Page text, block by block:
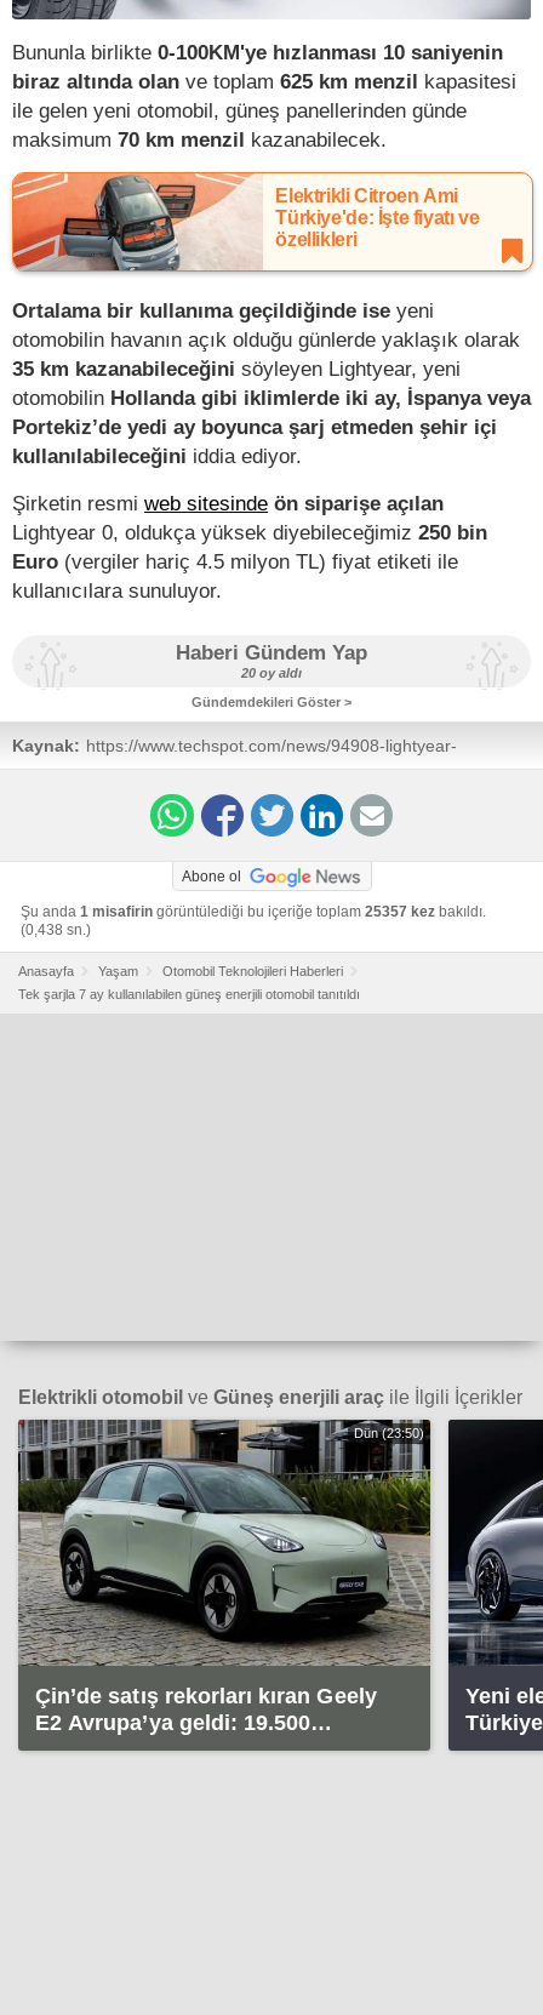
Bununla birlikte 0-100KM'ye hızlanması 10 saniyenin
biraz altında olan ve toplam 625 km menzil kapasitesi
ile gelen yeni otomobil, güneş panellerinden günde
maksimum 70 km menzil kazanabilecek.
Elektrikli Citroen Ami
Türkiye'de: İşte fiyatı ve
özellikleri
Ortalama bir kullanıma geçildiğinde ise yeni
otomobilin havanın açık olduğu günlerde yaklaşık olarak
35 km kazanabileceğini söyleyen Lightyear, yeni
otomobilin Hollanda gibi iklimlerde iki ay, İspanya veya
Portekiz’de yedi ay boyunca şarj etmeden şehir içi
kullanılabileceğini iddia ediyor.
Şirketin resmi web sitesinde ön siparişe açılan
Lightyear 0, oldukça yüksek diyebileceğimiz 250 bin
Euro (vergiler hariç 4.5 milyon TL) fiyat etiketi ile
kullanıcılara sunuluyor.
Haberi Gündem Yap
20 oy aldı
Gündemdekileri Göster >
Kaynak: https://www.techspot.com/news/94908-lightyear-
announces-world-first-production-ready-solar-car.html
Abone ol
Şu anda 1 misafirin görüntülediği bu içeriğe toplam 25357 kez bakıldı.
(0,438 sn.)
Anasayfa Yaşam
Otomobil Teknolojileri Haberleri
Tek şarjla 7 ay kullanılabilen güneş enerjili otomobil tanıtıldı
Elektrikli otomobil ve Güneş enerjili araç ile İlgili İçerikler
Dün (23:50)
Çin’de satış rekorları kıran Geely
E2 Avrupa’ya geldi: 19.500
euro'dan başlıyor!
Yeni